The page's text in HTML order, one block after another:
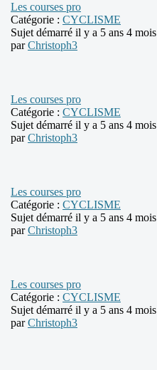
Les courses pro
Catégorie : CYCLISME
Sujet démarré il y a 5 ans 4 mois
parChristoph3
Les courses pro
Catégorie : CYCLISME
Sujet démarré il y a 5 ans 4 mois
parChristoph3
Les courses pro
Catégorie : CYCLISME
Sujet démarré il y a 5 ans 4 mois
parChristoph3
Les courses pro
Catégorie : CYCLISME
Sujet démarré il y a 5 ans 4 mois
parChristoph3